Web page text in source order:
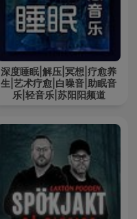
深度睡眠|解压|冥想|疗愈养
生|艺术疗愈|白噪音|助眠音
乐|轻音乐|苏阳阳频道